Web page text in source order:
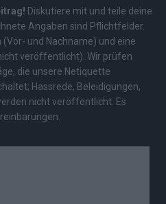
Diskutiere mit und teile deine
Angaben sind Pflichtfelder.
und Nachname) und eine
veröffentlicht). Wir prüfen
die unsere Netiquette
Hassrede, Beleidigungen,
nicht veröffentlicht. Es
.